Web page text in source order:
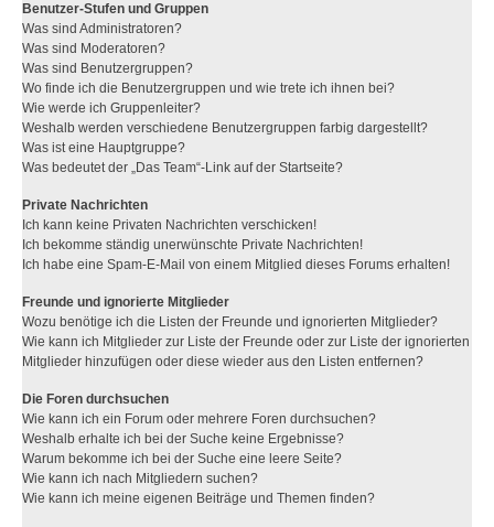
Benutzer-Stufen und Gruppen
Was sind Administratoren?
Was sind Moderatoren?
Was sind Benutzergruppen?
Wo finde ich die Benutzergruppen und wie trete ich ihnen bei?
Wie werde ich Gruppenleiter?
Weshalb werden verschiedene Benutzergruppen farbig dargestellt?
Was ist eine Hauptgruppe?
Was bedeutet der „Das Team“-Link auf der Startseite?
Private Nachrichten
Ich kann keine Privaten Nachrichten verschicken!
Ich bekomme ständig unerwünschte Private Nachrichten!
Ich habe eine Spam-E-Mail von einem Mitglied dieses Forums erhalten!
Freunde und ignorierte Mitglieder
Wozu benötige ich die Listen der Freunde und ignorierten Mitglieder?
Wie kann ich Mitglieder zur Liste der Freunde oder zur Liste der ignorierten
Mitglieder hinzufügen oder diese wieder aus den Listen entfernen?
Die Foren durchsuchen
Wie kann ich ein Forum oder mehrere Foren durchsuchen?
Weshalb erhalte ich bei der Suche keine Ergebnisse?
Warum bekomme ich bei der Suche eine leere Seite?
Wie kann ich nach Mitgliedern suchen?
Wie kann ich meine eigenen Beiträge und Themen finden?